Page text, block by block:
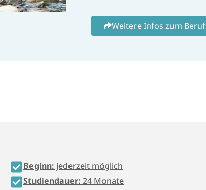
Weitere Infos zum
Beginn: jederzeit möglich
Studiendauer: 24 Monate